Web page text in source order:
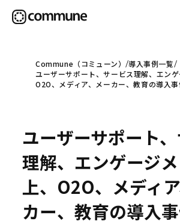
Communeについて
事例
セミナー
Commune（コミューン）
導入事例一覧
ユーザーサポート、サービス理解、エンゲ
O2O、メディア、メーカー、教育の導入事
ユーザーサポート
理解、エンゲージ
上、O2O、メディ
カー、教育の導入